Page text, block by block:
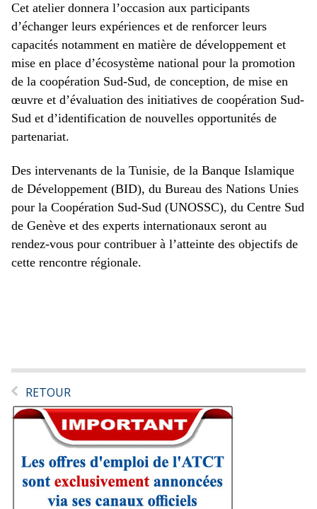
Cet atelier donnera l’occasion aux participants
d’échanger leurs expériences et de renforcer leurs
capacités notamment en matière de développement et
mise en place d’écosystème national pour la promotion
de la coopération Sud-Sud, de conception, de mise en
œuvre et d’évaluation des initiatives de coopération Sud-
Sud et d’identification de nouvelles opportunités de
partenariat.
Des intervenants de la Tunisie, de la Banque Islamique
de Développement (BID), du Bureau des Nations Unies
pour la Coopération Sud-Sud (UNOSSC), du Centre Sud
de Genève et des experts internationaux seront au
rendez-vous pour contribuer à l’atteinte des objectifs de
cette rencontre régionale.
RETOUR